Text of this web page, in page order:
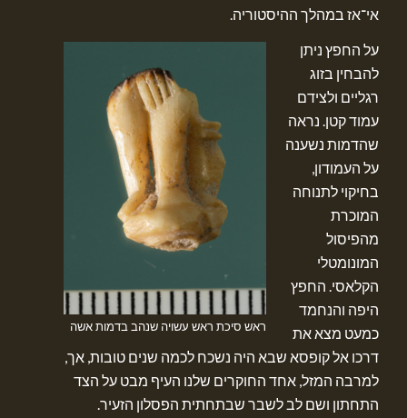
אי־אז במהלך ההיסטוריה.
ראש סיכת ראש עשויה שנהב בדמות אשה
על החפץ ניתן
להבחין בזוג
רגליים ולצידם
עמוד קטן. נראה
שהדמות נשענה
על העמודון,
בחיקוי לתנוחה
המוכרת
מהפיסול
המונומטלי
הקלאסי. החפץ
היפה והנחמד
כמעט מצא את
דרכו אל קופסא שבא היה נשכח לכמה שנים טובות, אך,
למרבה המזל, אחד החוקרים שלנו העיף מבט על הצד
התחתון ושם לב לשבר שבתחתית הפסלון הזעיר.